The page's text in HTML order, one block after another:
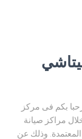
هيتاشي
01225025360 اهلا ومرحبا بكم فى مركز
مراكز صيانة
وذلك عن